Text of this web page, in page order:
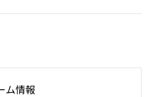
ム情報